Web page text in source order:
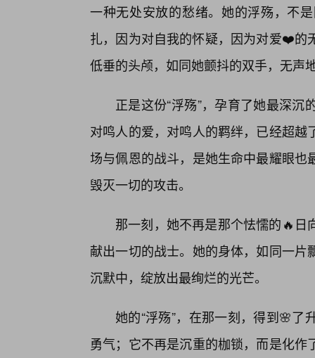
一种无处安放的愁绪。她的浮殇，不
扎，因为对自我的怀疑，因为对爱❤️的
低垂的头颅，如同她颤抖的双手，无声
正是这份“浮殇”，孕育了她最深
对鸣人的爱，对鸣人的羁绊，已经超
场与佩恩的战斗，是她生命中最耀眼
毁灭一切的攻击。
那一刻，她不再是那个怯懦的🔥
献出一切的战士。她的身体，如同一
沉默中，绽放出最绚烂的光芒。
她的“浮殇”，在那一刻，得到🌸
勇气；它不再是沉重的枷锁，而是化